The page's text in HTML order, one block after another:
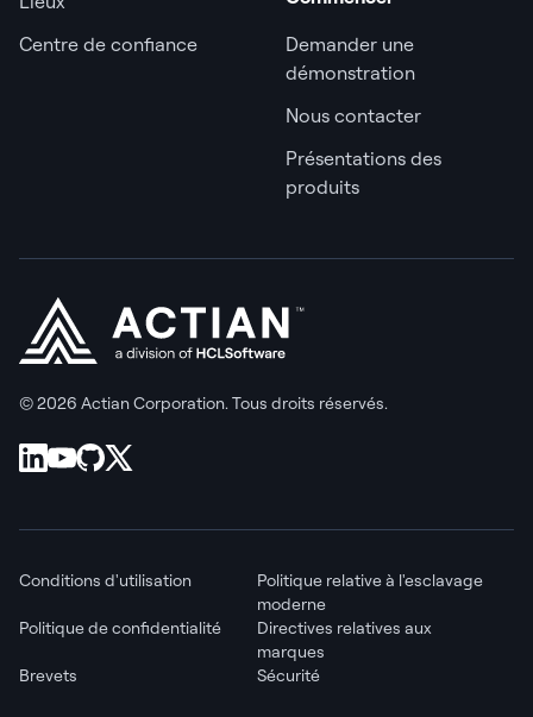
Centre de confiance
Demander une
démonstration
Nous contacter
Présentations des
produits
© 2026 Actian Corporation. Tous droits réservés.
Conditions d'utilisation
Politique relative à l'esclavage
moderne
Politique de confidentialité
Directives relatives aux
marques
Brevets
Sécurité